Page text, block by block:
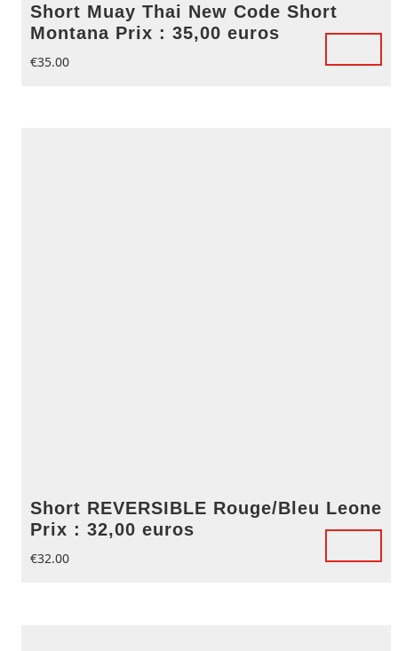
Short Muay Thai New Code Short
Montana Prix : 35,00 euros
€35.00
Short REVERSIBLE Rouge/Bleu Leone
Prix : 32,00 euros
€32.00